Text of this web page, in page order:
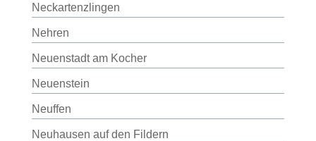
Neckartenzlingen
Nehren
Neuenstadt am Kocher
Neuenstein
Neuffen
Neuhausen auf den Fildern